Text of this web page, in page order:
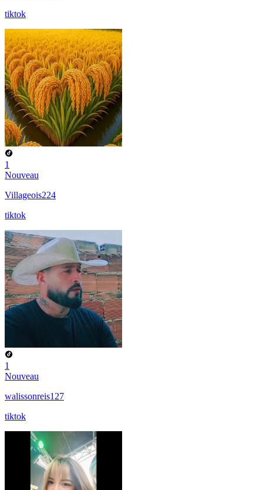
tiktok
1
Nouveau
Villageois224
tiktok
1
Nouveau
walissonreis127
tiktok